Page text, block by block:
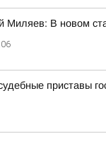
Миляев: В новом
приставы